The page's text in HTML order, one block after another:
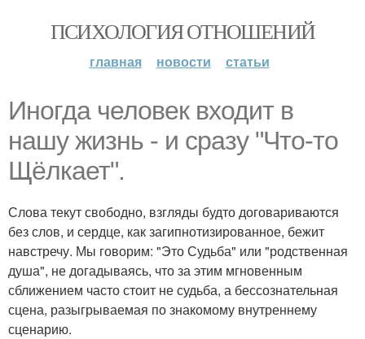
ПСИХОЛОГИЯ ОТНОШЕНИЙ
главная новости статьи
Иногда человек входит в
нашу жизнь - и сразу "Что-то
Щёлкает".
Слова текут свободно, взгляды будто договариваются
без слов, и сердце, как загипнотизированное, бежит
навстречу. Мы говорим: "Это Судьба" или "родственная
душа", не догадываясь, что за этим мгновенным
сближением часто стоит не судьба, а бессознательная
сцена, разыгрываемая по знакомому внутреннему
сценарию.